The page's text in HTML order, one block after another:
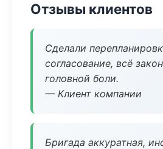
Отзывы клиентов
Сделали
согласование, всё
головной боли.
— Клиент компании
Бригада аккуратная,